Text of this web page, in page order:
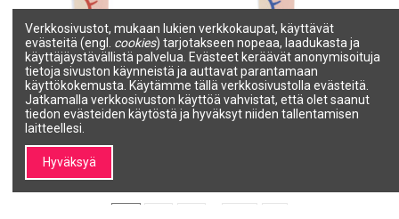
Aucola Uzacu, skropstu
krāsa sarkana, 4.1 15ml
AUCOLA
2770007
12,84 €
Lisää ostoskoriin
Aucola Uzacu, skropstu
krāsa tumši zila, 2.1 15ml
AUCOLA
2770003
Verkkosivustot, mukaan lukien verkkokaupat, käyttävät
evästeitä (engl. cookies) tarjotakseen nopeaa, laadukasta ja
käyttäjäystävällistä palvelua. Evästeet keräävät anonymisoituja
tietoja sivuston käynneistä ja auttavat parantamaan
käyttökokemusta. Käytämme tällä verkkosivustolla evästeitä.
Jatkamalla verkkosivuston käyttöä vahvistat, että olet saanut
tiedon evästeiden käytöstä ja hyväksyt niiden tallentamisen
laitteellesi.
Hyväksyä